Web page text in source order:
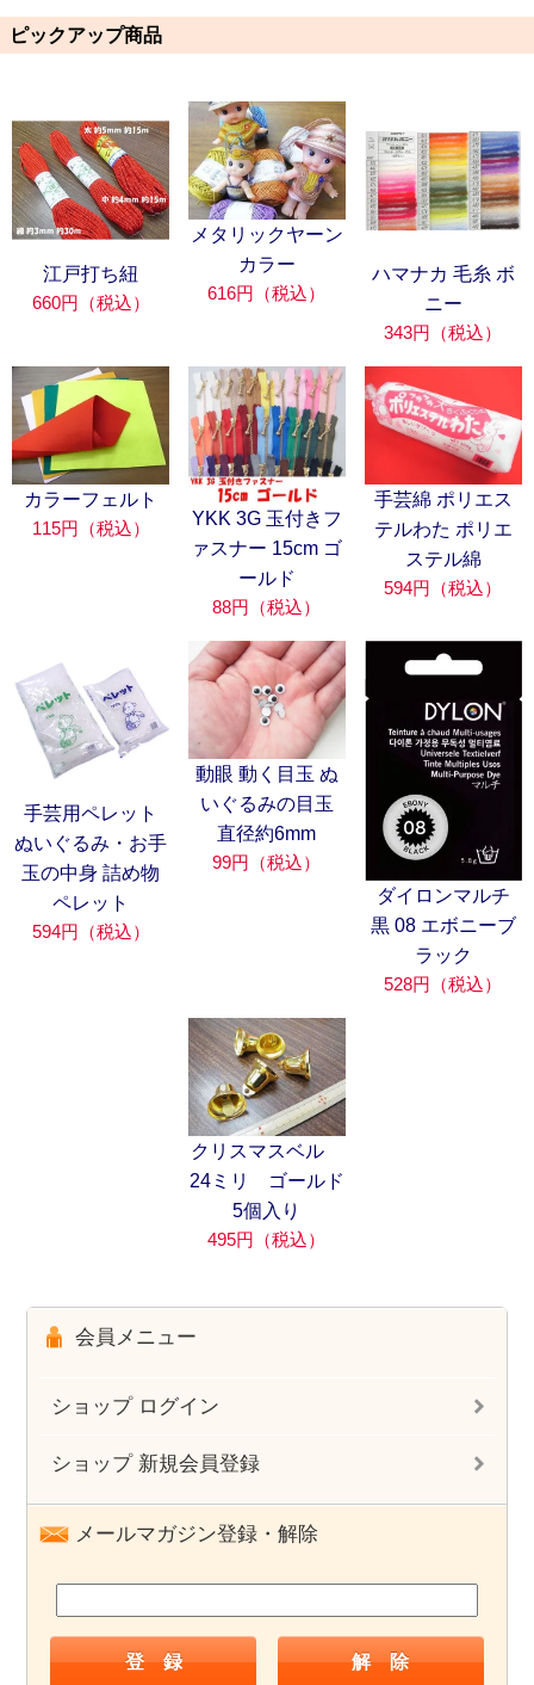
ピックアップ商品
江戸打ち紐
660円（税込）
メタリックヤーン
カラー
616円（税込）
ハマナカ 毛糸 ボ
ニー
343円（税込）
カラーフェルト
115円（税込）
YKK 3G 玉付きフ
ァスナー 15cm ゴ
ールド
88円（税込）
手芸綿 ポリエス
テルわた ポリエ
ステル綿
594円（税込）
手芸用ペレット
ぬいぐるみ・お手
玉の中身 詰め物
ペレット
594円（税込）
動眼 動く目玉 ぬ
いぐるみの目玉
直径約6mm
99円（税込）
ダイロンマルチ
黒 08 エボニーブ
ラック
528円（税込）
クリスマスベル
24ミリ ゴールド
5個入り
495円（税込）
会員メニュー
ショップ ログイン
ショップ 新規会員登録
メールマガジン登録・解除